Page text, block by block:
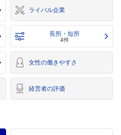
ライバル企業
長所・短所
4件
女性の働きやすさ
経営者の評価